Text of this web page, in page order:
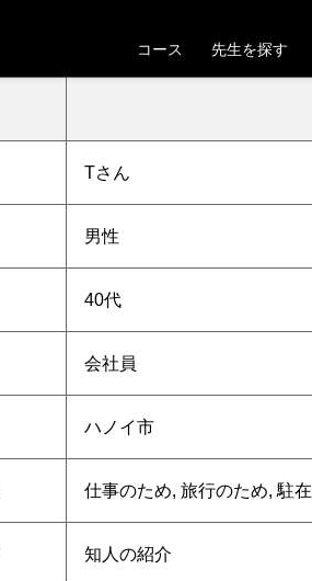
コース 先生を探す
Tさん
男性
40代
会社員
ハノイ市
仕事のため, 旅行のため, 駐
知人の紹介